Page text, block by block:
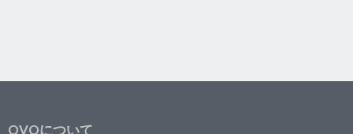
OVOについて